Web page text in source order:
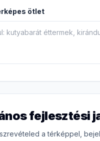
ötlet
fejlesztési
a térképpel,